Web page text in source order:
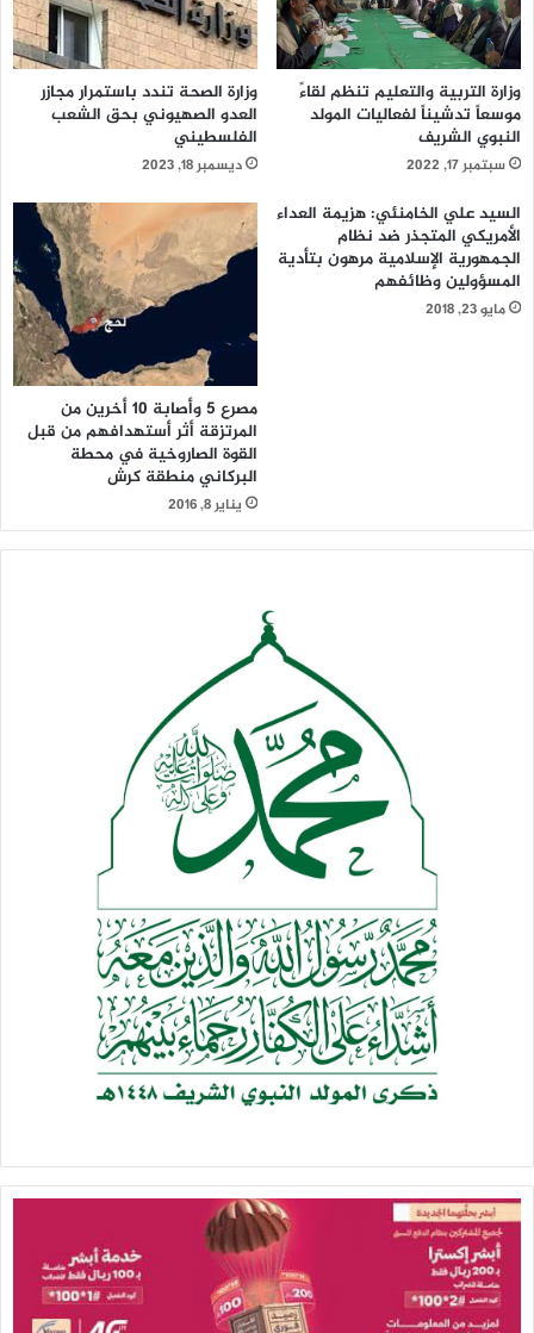
وزارة التربية والتعليم تنظم لقاءً
موسعاً تدشيناً لفعاليات المولد
النبوي الشريف
سبتمبر 17, 2022
وزارة الصحة تندد باستمرار مجازر
العدو الصهيوني بحق الشعب
الفلسطيني
ديسمبر 18, 2023
السيد علي الخامنئي: هزيمة العداء
الأمريكي المتجذر ضد نظام
الجمهورية الإسلامية مرهون بتأدية
المسؤولين وظائفهم
مايو 23, 2018
مصرع 5 وأصابة 10 أخرين من
المرتزقة أثر أستهدافهم من قبل
القوة الصاروخية في محطة
البركاني منطقة كرش
يناير 8, 2016